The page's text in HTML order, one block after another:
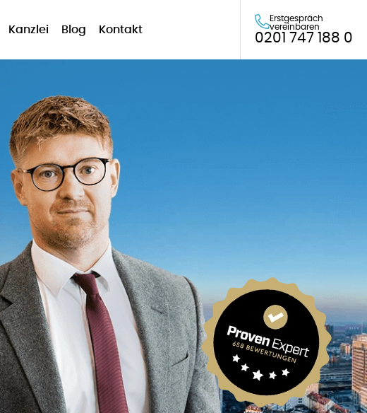
Kanzlei Blog Kontakt
Erstgespräch
vereinbaren
0201 747 188 0